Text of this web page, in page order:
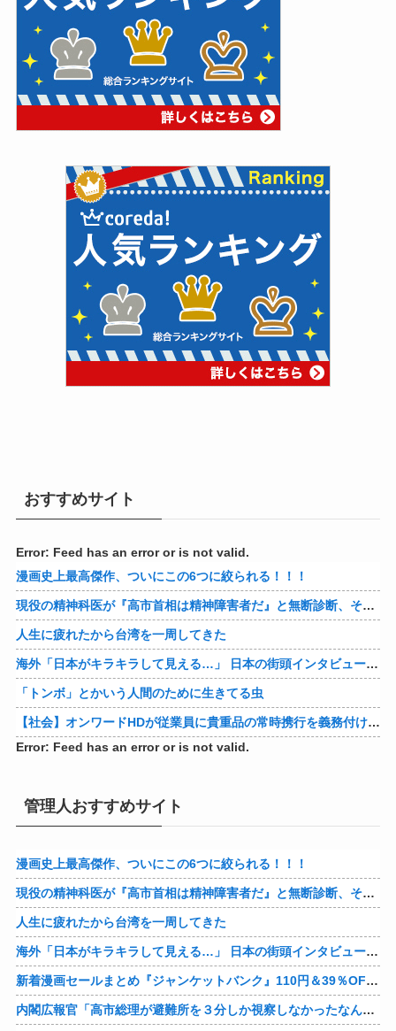
おすすめサイト
Error: Feed has an error or is not valid.
漫画史上最高傑作、ついにこの6つに絞られる！！！
現役の精神科医が『高市首相は精神障害者だ』と無断診断、その結果に左派が歓喜した様子を見せており……
人生に疲れたから台湾を一周してきた
海外「日本がキラキラして見える…」 日本の街頭インタビューに登場した女子高生4人組がエモすぎると話題に
「トンボ」とかいう人間のために生きてる虫
【社会】オンワードHDが従業員に貴重品の常時携行を義務付け 熊本地震被災を受けて
Error: Feed has an error or is not valid.
管理人おすすめサイト
漫画史上最高傑作、ついにこの6つに絞られる！！！
現役の精神科医が『高市首相は精神障害者だ』と無断診断、その結果に左派が歓喜した様子を見せており……
人生に疲れたから台湾を一周してきた
海外「日本がキラキラして見える…」 日本の街頭インタビューに登場した女子高生4人組がエモすぎると話題に
新着漫画セールまとめ『ジャンケットバンク』110円＆39％OFF！『クレヨンしんちゃん』はなんと各33円に！
内閣広報官「高市総理が避難所を３分しか視察しなかったなんてデマ！50分いたぞ😡」 →しかし事実上の視察は数分で正解